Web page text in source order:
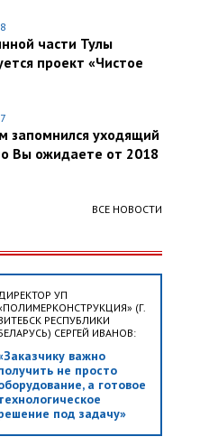
части Тулы
проект «Чистое
запомнился уходящий
Вы ожидаете от 2018
ВСЕ НОВОСТИ
УП
(Г.
РЕСПУБЛИКИ
СЕРГЕЙ ИВАНОВ:
важно
не просто
а готовое
под задачу»